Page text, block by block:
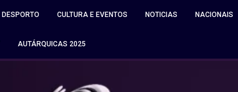
DESPORTO CULTURA E EVENTOS NOTICIAS NACIONAIS
AUTÁRQUICAS 2025